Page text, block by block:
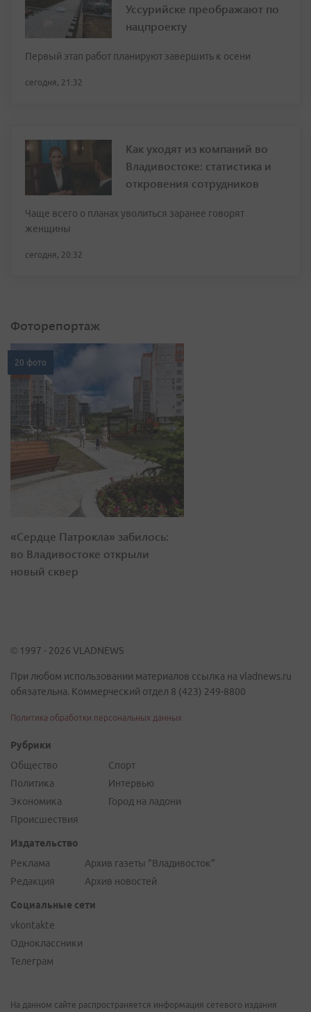
Уссурийске преображают по
нацпроекту
Первый этап работ планируют завершить к осени
сегодня, 21:32
Как уходят из компаний во
Владивостоке: статистика и
откровения сотрудников
Чаще всего о планах уволиться заранее говорят
женщины
сегодня, 20:32
Фоторепортаж
20 фото
«Сердце Патрокла» забилось:
во Владивостоке открыли
новый сквер
© 1997 - 2026 VLADNEWS
При любом использовании материалов ссылка на vladnews.ru
обязательна. Коммерческий отдел 8 (423) 249-8800
Политика обработки персональных данных
Рубрики
Общество
Политика
Экономика
Происшествия
Спорт
Интервью
Город на ладони
Издательство
Реклама
Редакция
Архив газеты "Владивосток"
Архив новостей
Социальные сети
vkontakte
Одноклассники
Телеграм
На данном сайте распространяется информация сетевого издания